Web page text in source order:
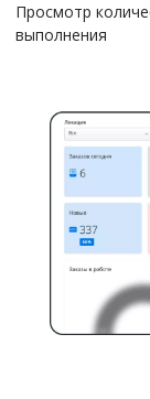
Просмотр
выполнения